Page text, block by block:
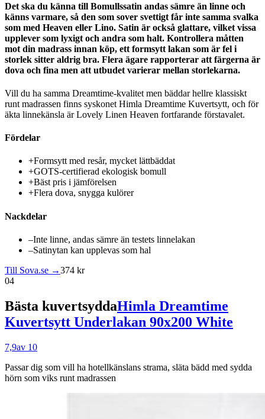
Det ska du känna till Bomullssatin andas sämre än linne och
känns varmare, så den som sover svettigt får inte samma svalka
som med Heaven eller Lino. Satin är också glattare, vilket vissa
upplever som lyxigt och andra som halt. Kontrollera måtten
mot din madrass innan köp, ett formsytt lakan som är fel i
storlek sitter aldrig bra. Flera ägare rapporterar att färgerna är
dova och fina men att utbudet varierar mellan storlekarna.
Vill du ha samma Dreamtime-kvalitet men bäddar hellre klassiskt
runt madrassen finns syskonet Himla Dreamtime Kuvertsytt, och för
äkta linnekänsla är Lovely Linen Heaven fortfarande förstavalet.
Fördelar
+Formsytt med resår, mycket lättbäddat
+GOTS-certifierad ekologisk bomull
+Bäst pris i jämförelsen
+Flera dova, snygga kulörer
Nackdelar
–Inte linne, andas sämre än testets linnelakan
–Satinytan kan upplevas som hal
Till Sova.se →374 kr
04
Bästa kuvertsyddaHimla Dreamtime
Kuvertsytt Underlakan 90x200 White
7,9av 10
Passar dig som vill ha hotellkänslans strama, släta bädd med sydda
hörn som viks runt madrassen